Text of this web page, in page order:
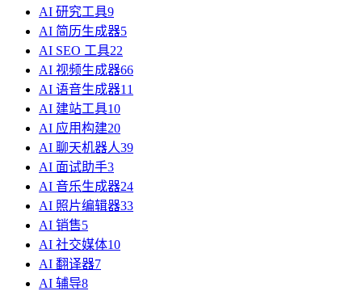
AI 研究工具9
AI 简历生成器5
AI SEO 工具22
AI 视频生成器66
AI 语音生成器11
AI 建站工具10
AI 应用构建20
AI 聊天机器人39
AI 面试助手3
AI 音乐生成器24
AI 照片编辑器33
AI 销售5
AI 社交媒体10
AI 翻译器7
AI 辅导8